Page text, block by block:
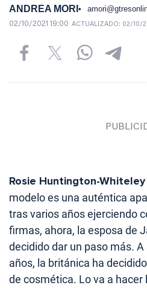
ANDREA MORI
02/10/2021 19:00 ACTUALIZADO: 02/10/
Rosie Huntington-Whiteley
modelo es una auténtica
tras varios años ejerciendo
firmas, ahora, la esposa de
decidido dar un paso más.
años, la británica ha
de cosmética. Lo va a hacer